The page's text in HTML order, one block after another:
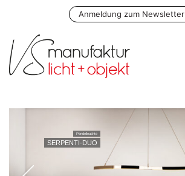
Anmeldung zum Newsletter
Pendelleuchte
SERPENTI-DUO